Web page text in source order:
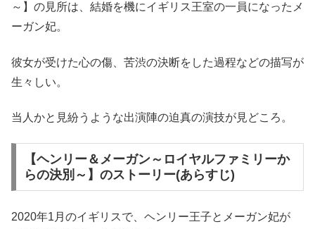
～】の見所は、結婚を機にイギリス王室の一員になったメ
ーガン妃。
彼女が受けた心の傷、苦渋の決断をした過程などの描写が
生々しい。
当人かと見紛うような出演陣の迫真の演技が見どころ。
【ヘンリー＆メーガン～ロイヤルファミリーか
らの決別～】のストーリー(あらすじ)
2020年1月のイギリスで、ヘンリー王子とメーガン妃が